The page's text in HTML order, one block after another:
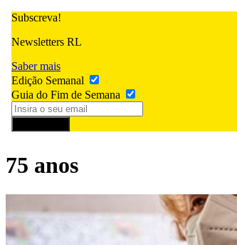
Subscreva!
Newsletters RL
Saber mais
Edição Semanal
Guia do Fim de Semana
75 anos